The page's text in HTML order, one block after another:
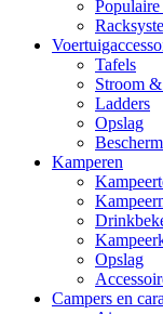
Tafels
Stroom
Ladders
Opslag
Kamperen
Opslag
Campers en